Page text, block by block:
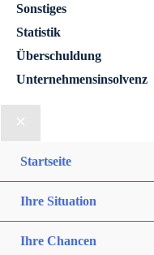
Sonstiges
Statistik
Überschuldung
Unternehmensinsolvenz
Startseite
Ihre Situation
Ihre Chancen